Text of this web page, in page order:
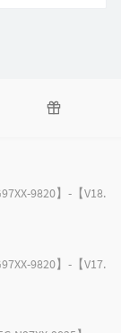
章
9820】-【V18.
9820】-【V17.